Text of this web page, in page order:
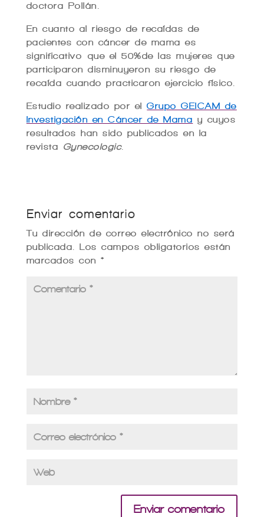
doctora Pollán.
En cuanto al riesgo de recaídas de
pacientes con cáncer de mama es
significativo que el 50%de las mujeres que
participaron disminuyeron su riesgo de
recaída cuando practicaron ejercicio físico.
Estudio realizado por elGrupo GEICAM de
Investigación en Cáncer de Mama y cuyos
resultados han sido publicados en la
revista Gynecologic.
Enviar comentario
Tu dirección de correo electrónico no será
publicada.
Los campos obligatorios están
marcados con*